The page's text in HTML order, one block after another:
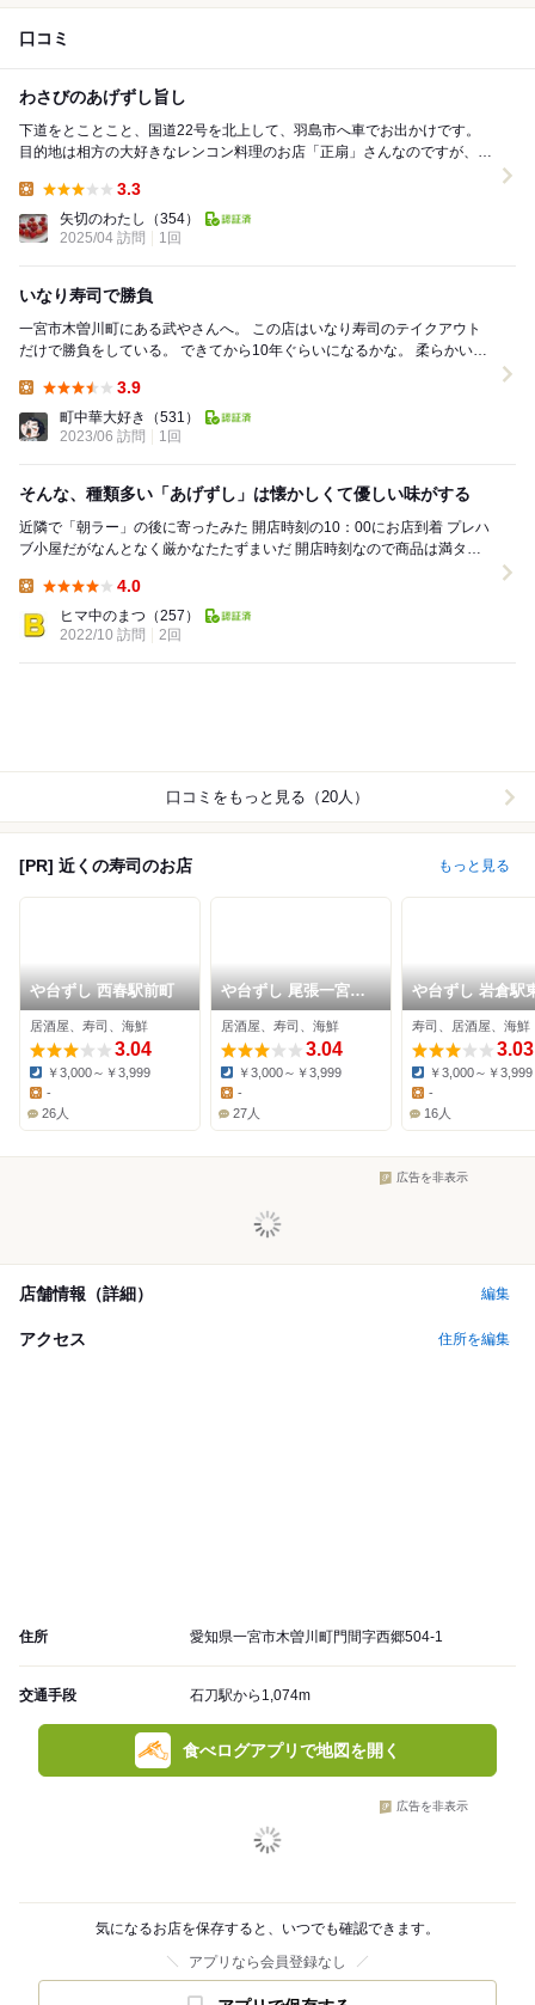
口コミ
わさびのあげずし旨し
下道をとことこと、国道22号を北上して、羽島市へ車でお出かけです。
目的地は相方の大好きなレンコン料理のお店「正扇」さんなのですが、膨
3.3
矢切のわたし
（354）
2025/04 訪問
1回
いなり寿司で勝負
一宮市木曽川町にある武やさんへ。 この店はいなり寿司のテイクアウト
だけで勝負をしている。 できてから10年ぐらいになるかな。 柔らかいあ
3.9
町中華大好き
（531）
2023/06 訪問
1回
そんな、種類多い「あげずし」は懐かしくて優しい味がする
近隣で「朝ラー」の後に寄ったみた 開店時刻の10：00にお店到着 プレハ
ブ小屋だがなんとなく厳かなたたずまいだ 開店時刻なので商品は満タン
4.0
ヒマ中のまつ （257）
2022/10 訪問
2回
口コミをもっと見る（20人）
[PR] 近くの寿司のお店 もっと見る
や台ずし 西春駅前町
居酒屋、寿司、海鮮
3.04
Dinner:
￥3,000～￥3,999
Lunch:
-
26人
や台ずし 尾張一宮駅
東口町
居酒屋、寿司、海鮮
3.04
Dinner:
￥3,000～￥3,999
Lunch:
-
27人
や台ずし 岩倉駅
町
寿司、居酒屋、海鮮
3.03
Dinner:
￥3,000～￥3,999
Lunch:
-
16人
広告を非表示
店舗情報（詳細） 編集
アクセス 住所を編集
住所 愛知県一宮市木曽川町門間字西郷504-1
交通手段 石刀駅から1,074m
食べログアプリで地図を開く
広告を非表示
気になるお店を保存すると、いつでも確認できます。
アプリなら会員登録なし